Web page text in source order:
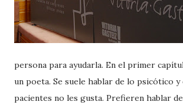
persona para ayudarla. En el primer
un poeta. Se suele hablar de lo psicótico y
pacientes no les gusta. Prefieren hablar